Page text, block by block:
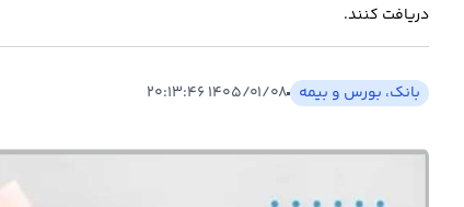
دریافت کنند.
بانک، بورس و بیمه ۱۴۰۵/۰۱/۰۸ ۲۰:۱۳:۴۶